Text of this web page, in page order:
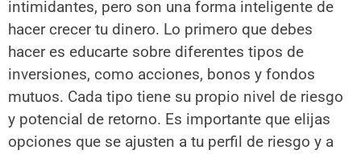
intimidantes, pero son una forma inteligente de
hacer crecer tu dinero. Lo primero que debes
hacer es educarte sobre diferentes tipos de
inversiones, como acciones, bonos y fondos
mutuos. Cada tipo tiene su propio nivel de riesgo
y potencial de retorno. Es importante que elijas
opciones que se ajusten a tu perfil de riesgo y a